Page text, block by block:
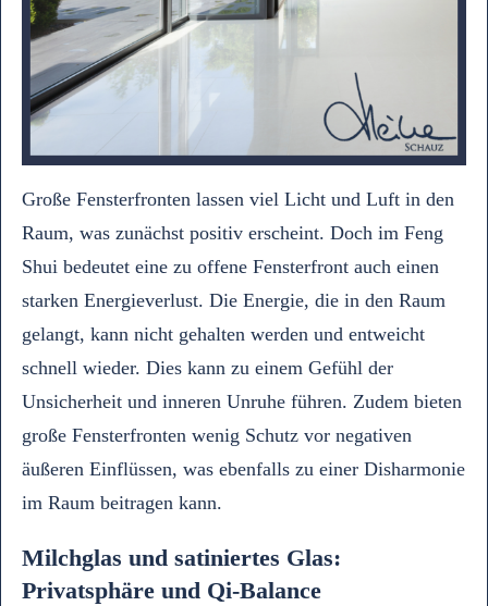
Große Fensterfronten lassen viel Licht und Luft in den
Raum, was zunächst positiv erscheint. Doch im Feng
Shui bedeutet eine zu offene Fensterfront auch einen
starken Energieverlust. Die Energie, die in den Raum
gelangt, kann nicht gehalten werden und entweicht
schnell wieder. Dies kann zu einem Gefühl der
Unsicherheit und inneren Unruhe führen. Zudem bieten
große Fensterfronten wenig Schutz vor negativen
äußeren Einflüssen, was ebenfalls zu einer Disharmonie
im Raum beitragen kann.
Milchglas und satiniertes Glas:
Privatsphäre und Qi-Balance